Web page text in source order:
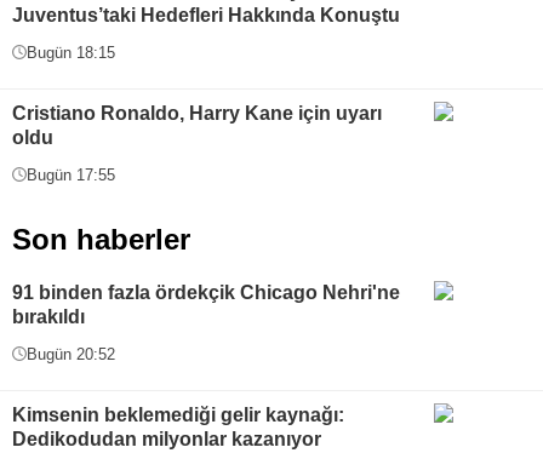
Juventus’taki Hedefleri Hakkında Konuştu
Bugün 18:15
Cristiano Ronaldo, Harry Kane için uyarı
oldu
Bugün 17:55
Son haberler
91 binden fazla ördekçik Chicago Nehri'ne
bırakıldı
Bugün 20:52
Kimsenin beklemediği gelir kaynağı:
Dedikodudan milyonlar kazanıyor